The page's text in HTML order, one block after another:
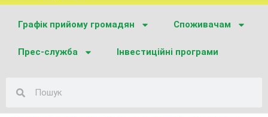
Графік прийому громадян Споживачам
Прес-служба Інвестиційні програми